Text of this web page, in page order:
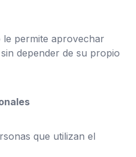
le permite aprovechar
depender de su propio
que utilizan el